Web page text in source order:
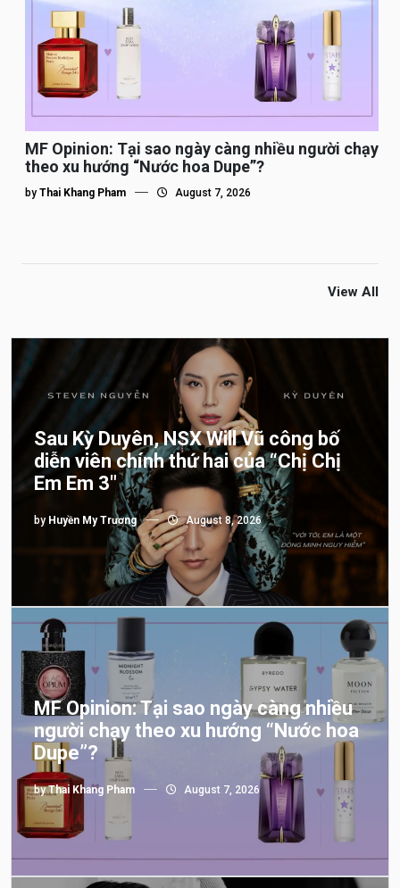
MF Opinion: Tại sao ngày càng nhiều người chạy
theo xu hướng “Nước hoa Dupe”?
by Thai Khang Pham August 7, 2026
View All
Sau Kỳ Duyên, NSX Will Vũ công bố
diễn viên chính thứ hai của “Chị Chị
Em Em 3″
by Huyền My Trương August 8, 2026
MF Opinion: Tại sao ngày càng nhiều
người chạy theo xu hướng “Nước hoa
Dupe”?
byThai Khang Pham August 7, 2026